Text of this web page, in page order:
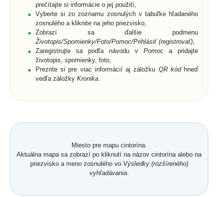
prečítajte si informácie o jej použití,
Vyberte si zo zoznamu zosnulých v tabuľke hľadaného
zosnulého a kliknite na jeho priezvisko,
Zobrazí sa ďalšie podmenu
Životopis/Spomienky/Foto/Pomoc/Prihlásiť (registrovať)
Zaregistrujte sa podľa návodu v Pomoc a pridajte
životopis, spomienky, foto,
Prezrite si pre viac informácií aj záložku QR kódhneď
vedľa záložky Kronika
Miesto pre mapu cintorína.
Aktuálna mapa sa zobrazí po kliknutí na názov cintorína alebo na
priezvisko a meno zosnulého vo Výsledky (rozšíreného)
vyhľadávania.